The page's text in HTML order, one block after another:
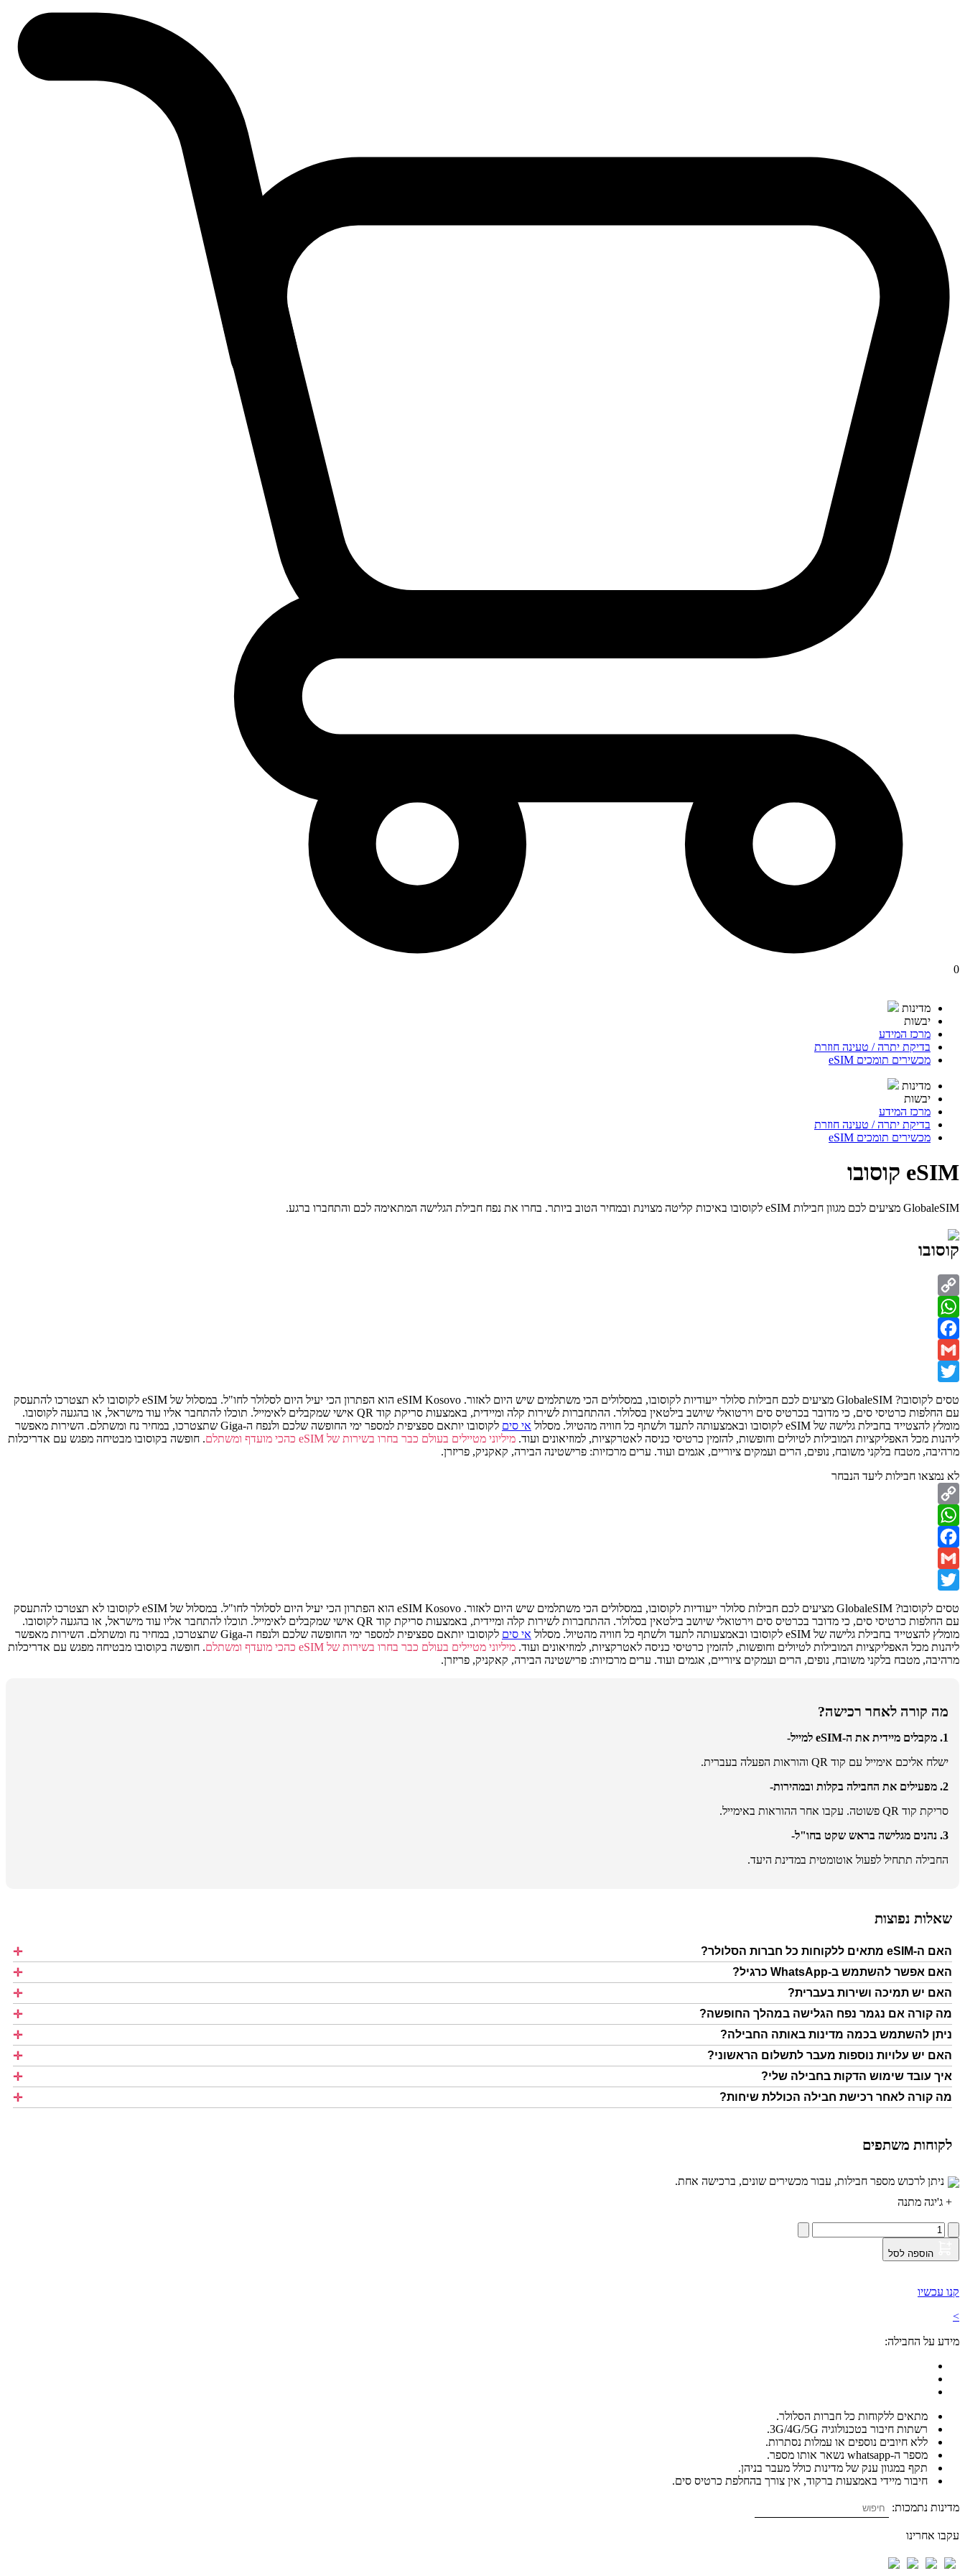
0
מדינות
יבשות
מרכז המידע
בדיקת יתרה / טעינה חוזרת
מכשירים תומכים eSIM
מדינות
יבשות
מרכז המידע
בדיקת יתרה / טעינה חוזרת
מכשירים תומכים eSIM
eSIM קוסובו
GlobaleSIM מציעים לכם מגוון חבילות eSIM לקוסובו באיכות קליטה מצוינת ובמחיר הטוב ביותר. בחרו את נפח חבילת הגלישה המתאימה לכם והתחברו ברגע.
קוסובו
Copy
Link
WhatsApp
Facebook
Gmail
Twitter
טסים לקוסובו? GlobaleSIM מציעים לכם חבילות סלולר ייעודיות לקוסובו, במסלולים הכי משתלמים שיש היום לאזור. eSIM Kosovo
הוא הפתרון הכי יעיל היום לסלולר לחו"ל. במסלול של eSIM לקוסובו לא תצטרכו להתעסק
עם החלפות כרטיסי סים, כי מדובר בכרטיס סים וירטואלי שיושב בילטאין בסלולר. ההתחברות לשירות קלה ומיידית, באמצעות סריקת קוד QR אישי שמקבלים לאימייל. תוכלו להתחבר אליו עוד מישראל, או בהגעה לקוסובו.
מומלץ להצטייד בחבילת גלישה של eSIM לקוסובו ובאמצעותה לתעד ולשתף כל חוויה מהטיול. מסלול
אי סים
לקוסובו יותאם ספציפית למספר ימי החופשה שלכם ולנפח ה-Giga שתצטרכו, במחיר נח ומשתלם. השירות מאפשר
ליהנות מכל האפליקציות המובילות לטיולים וחופשות, להזמין כרטיסי כניסה לאטרקציות, למוזיאונים ועוד. מיליוני מטיילים בעולם כבר בחרו בשירות של eSIM כהכי מועדף ומשתלם . חופשה בקוסובו מבטיחה מפגש עם אדריכלות
מרהיבה, מטבח בלקני משובח, נופים, הרים ועמקים ציוריים, אגמים ועוד. ערים מרכזיות: פרישטינה הבירה, קאקניק, פריזרן.
לא נמצאו חבילות ליעד הנבחר
Copy
Link
WhatsApp
Facebook
Gmail
Twitter
טסים לקוסובו? GlobaleSIM מציעים לכם חבילות סלולר ייעודיות לקוסובו, במסלולים הכי משתלמים שיש היום לאזור. eSIM Kosovo
הוא הפתרון הכי יעיל היום לסלולר לחו"ל. במסלול של eSIM לקוסובו לא תצטרכו להתעסק
עם החלפות כרטיסי סים, כי מדובר בכרטיס סים וירטואלי שיושב בילטאין בסלולר. ההתחברות לשירות קלה ומיידית, באמצעות סריקת קוד QR אישי שמקבלים לאימייל. תוכלו להתחבר אליו עוד מישראל, או בהגעה לקוסובו.
מומלץ להצטייד בחבילת גלישה של eSIM לקוסובו ובאמצעותה לתעד ולשתף כל חוויה מהטיול. מסלול
אי סים
לקוסובו יותאם ספציפית למספר ימי החופשה שלכם ולנפח ה-Giga שתצטרכו, במחיר נח ומשתלם. השירות מאפשר
ליהנות מכל האפליקציות המובילות לטיולים וחופשות, להזמין כרטיסי כניסה לאטרקציות, למוזיאונים ועוד. מיליוני מטיילים בעולם כבר בחרו בשירות של eSIM כהכי מועדף ומשתלם . חופשה בקוסובו מבטיחה מפגש עם אדריכלות
מרהיבה, מטבח בלקני משובח, נופים, הרים ועמקים ציוריים, אגמים ועוד. ערים מרכזיות: פרישטינה הבירה, קאקניק, פריזרן.
מה קורה לאחר רכישה?
1. מקבלים מיידית את ה-eSIM למייל-
ישלח אליכם אימייל עם קוד QR והוראות הפעלה בעברית.
2. מפעילים את החבילה בקלות ובמהירות-
סריקת קוד QR פשוטה. עקבו אחר ההוראות באימייל.
3. נהנים מגלישה בראש שקט בחו"ל-
החבילה תתחיל לפעול אוטומטית במדינת היעד.
שאלות נפוצות
האם ה-eSIM מתאים ללקוחות כל חברות הסלולר?
האם אפשר להשתמש ב-WhatsApp כרגיל?
האם יש תמיכה ושירות בעברית?
מה קורה אם נגמר נפח הגלישה במהלך החופשה?
ניתן להשתמש בכמה מדינות באותה החבילה?
האם יש עלויות נוספות מעבר לתשלום הראשוני?
איך עובד שימוש הדקות בחבילה שלי?
מה קורה לאחר רכישת חבילה הכוללת שיחות?
לקוחות משתפים
ניתן לרכוש מספר חבילות, עבור מכשירים שונים, ברכישה אחת.
+ ג'יגה מתנה
קנו עכשיו
>
מידע על החבילה:
מתאים ללקוחות כל חברות הסלולר.
רשתות חיבור בטכנולוגיה 3G/4G/5G.
ללא חיובים נוספים או עמלות נסתרות.
מספר ה-whatsapp נשאר אותו מספר.
תקף במגוון ענק של מדינות כולל מעבר בניהן.
חיבור מיידי באמצעות ברקוד, אין צורך בהחלפת כרטיס סים.
מדינות נתמכות:
עקבו אחרינו